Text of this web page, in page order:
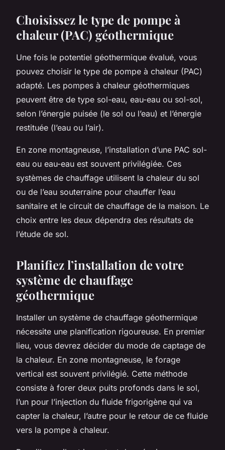
Choisissez le type de pompe à
chaleur (PAC) géothermique
Une fois le potentiel géothermique évalué, vous
pouvez choisir le type de pompe à chaleur (PAC)
adapté. Les pompes à chaleur géothermiques
peuvent être de type sol-eau, eau-eau ou sol-sol,
selon l’énergie puisée (le sol ou l’eau) et l’énergie
restituée (l’eau ou l’air).
En zone montagneuse, l’installation d’une PAC sol-
eau ou eau-eau est souvent privilégiée. Ces
systèmes de chauffage utilisent la chaleur du sol
ou de l’eau souterraine pour chauffer l’eau
sanitaire et le circuit de chauffage de la maison. Le
choix entre les deux dépendra des résultats de
l’étude de sol.
Planifiez l’installation de votre
système de chauffage
géothermique
Installer un système de chauffage géothermique
nécessite une planification rigoureuse. En premier
lieu, vous devrez décider du mode de captage de
la chaleur. En zone montagneuse, le forage
vertical est souvent privilégié. Cette méthode
consiste à forer deux puits profonds dans le sol,
l’un pour l’injection du fluide frigorigène qui va
capter la chaleur, l’autre pour le retour de ce fluide
vers la pompe à chaleur.